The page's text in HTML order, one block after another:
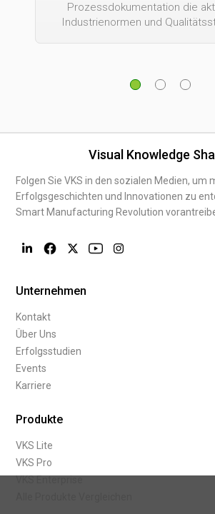
Prozessdokumentation die
Industrienormen und
Visual Knowledge
Folgen Sie VKS in den sozialen Medien, um
Erfolgsgeschichten und Innovationen zu
Smart Manufacturing Revolution
Unternehmen
Kontakt
Über Uns
Erfolgsstudien
Events
Karriere
Produkte
VKS Lite
VKS Pro